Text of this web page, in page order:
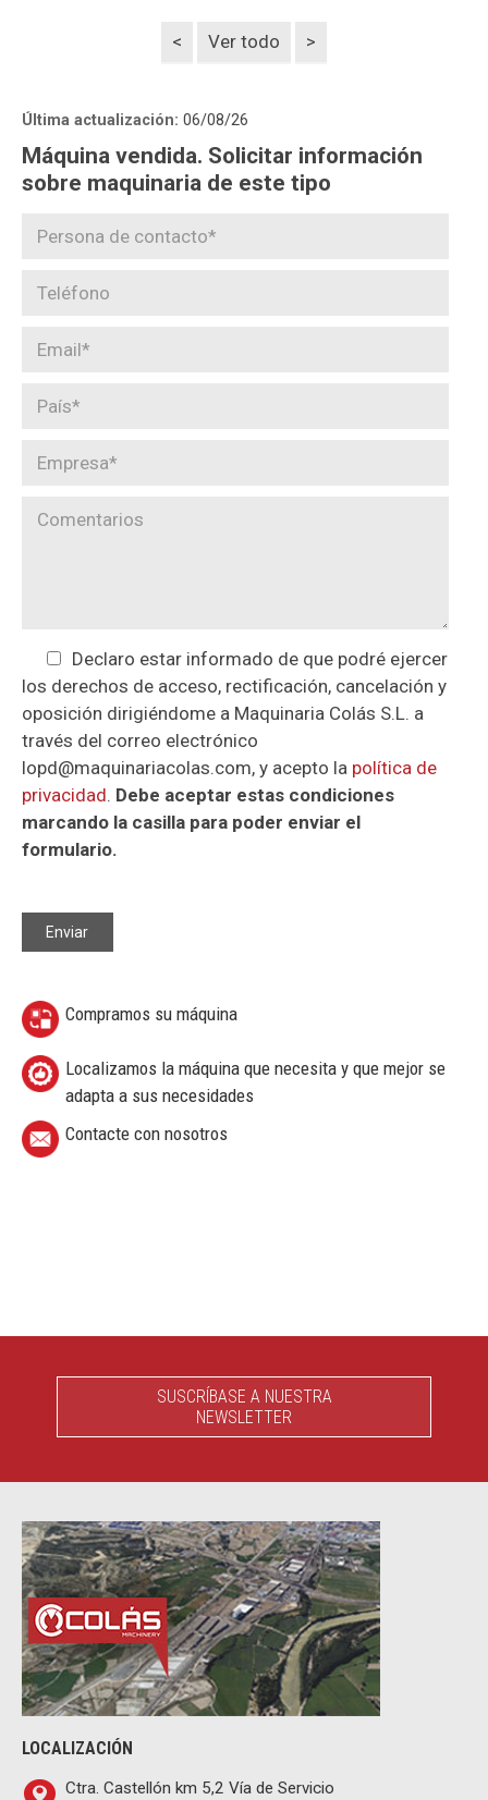
< Ver todo >
Última actualización: 06/08/26
Máquina vendida. Solicitar información
sobre maquinaria de este tipo
Declaro estar informado de que podré ejercer
los derechos de acceso, rectificación, cancelación y
oposición dirigiéndome a Maquinaria Colás S.L. a
través del correo electrónico
lopd@maquinariacolas.com, y acepto la política de
privacidad. Debe aceptar estas condiciones
marcando la casilla para poder enviar el
formulario.
Compramos su máquina
Localizamos la máquina que necesita y que mejor se
adapta a sus necesidades
Contacte con nosotros
SUSCRÍBASE A NUESTRA
NEWSLETTER
LOCALIZACIÓN
Ctra. Castellón km 5,2 Vía de Servicio